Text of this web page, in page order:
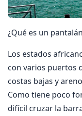
¿Qué es un
Los estados
con varios puertos
costas bajas y
Como tiene poco
difícil cruzar la